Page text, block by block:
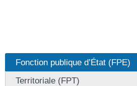
Fonction publique d’État (FPE)
Territoriale (FPT)